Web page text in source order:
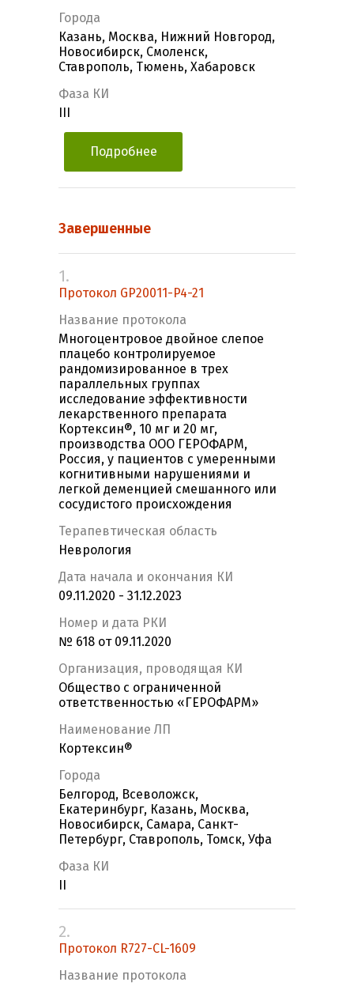
Города
Казань, Москва, Нижний Новгород,
Новосибирск, Смоленск,
Ставрополь, Тюмень, Хабаровск
Фаза КИ
Подробнее
Завершенные
1.
Протокол GP20011-P4-21
Название протокола
Многоцентровое двойное слепое
плацебо контролируемое
рандомизированное в трех
параллельных группах
исследование эффективности
лекарственного препарата
Кортексин®, 10 мг и 20 мг,
производства ООО ГЕРОФАРМ,
Россия, у пациентов с умеренными
когнитивными нарушениями и
легкой деменцией смешанного или
сосудистого происхождения
Терапевтическая область
Неврология
Дата начала и окончания КИ
09.11.2020 - 31.12.2023
Номер и дата РКИ
№ 618 от 09.11.2020
Организация, проводящая КИ
Общество с ограниченной
ответственностью «ГЕРОФАРМ»
Наименование ЛП
Кортексин®
Города
Белгород, Всеволожск,
Екатеринбург, Казань, Москва,
Новосибирск, Самара, Санкт-
Петербург, Ставрополь, Томск, Уфа
Фаза КИ
2.
Протокол R727-CL-1609
Название протокола